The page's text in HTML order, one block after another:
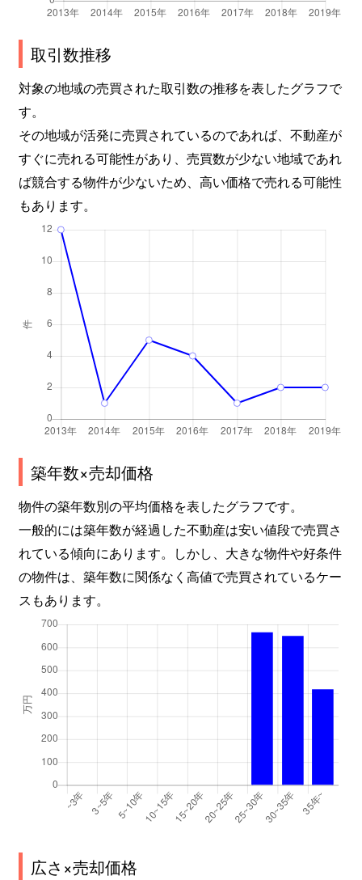
取引数推移
対象の地域の売買された取引数の推移を表したグラフで
す。
その地域が活発に売買されているのであれば、不動産が
すぐに売れる可能性があり、売買数が少ない地域であれ
ば競合する物件が少ないため、高い価格で売れる可能性
もあります。
築年数×売却価格
物件の築年数別の平均価格を表したグラフです。
一般的には築年数が経過した不動産は安い値段で売買さ
れている傾向にあります。しかし、大きな物件や好条件
の物件は、築年数に関係なく高値で売買されているケー
スもあります。
広さ×売却価格